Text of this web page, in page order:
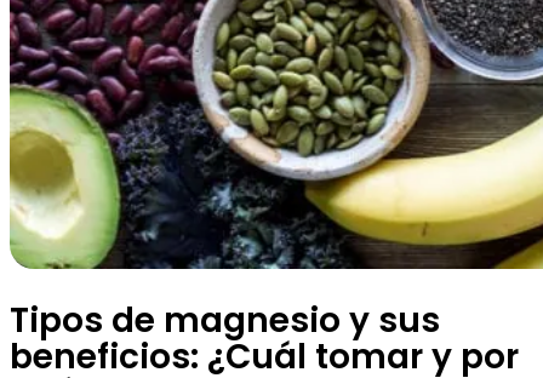
Tipos de magnesio y sus
beneficios: ¿Cuál tomar y por